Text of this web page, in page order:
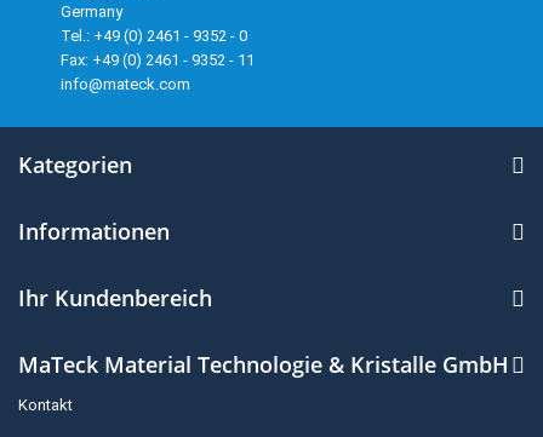
Germany
Tel.: +49 (0) 2461 - 9352 - 0
Fax: +49 (0) 2461 - 9352 - 11
info@mateck.com
Kategorien
Informationen
Ihr Kundenbereich
MaTeck Material Technologie & Kristalle GmbH
Kontakt